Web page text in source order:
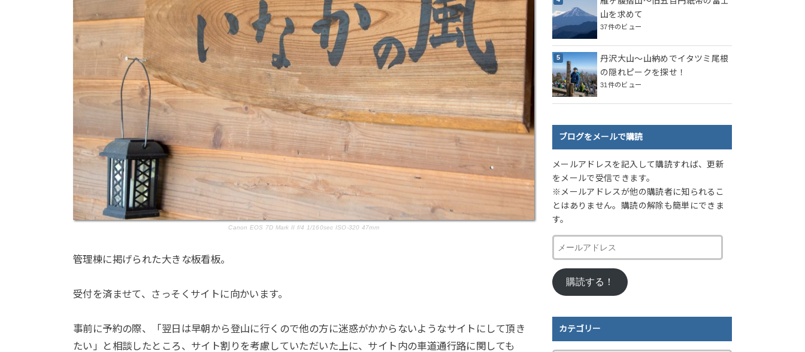
Canon EOS 7D Mark II f/4 1/160sec ISO-320 47mm
管理棟に掲げられた大きな板看板。
受付を済ませて、さっそくサイトに向かいます。
事前に予約の際、「翌日は早朝から登山に行くので他の方に迷惑がかからないようなサイトにして頂き
たい」と相談したところ、サイト割りを考慮していただいた上に、サイト内の車道通行路に関しても
山を求めて
37件のビュー
丹沢大山～山納めでイタツミ尾根
の隠れピークを探せ！
31件のビュー
ブログをメールで購読
メールアドレスを記入して購読すれば、更新
をメールで受信できます。
※メールアドレスが他の購読者に知られるこ
とはありません。購読の解除も簡単にできま
す。
ル
ア
ド
購読する！
カテゴリー